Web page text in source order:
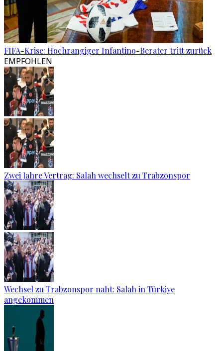
FIFA-Krise: Hochrangiger Infantino-Berater tritt zurück
EMPFOHLEN
Zwei Jahre Vertrag: Salah wechselt zu Trabzonspor
Wechsel zu Trabzonspor naht: Salah in Türkiye
angekommen